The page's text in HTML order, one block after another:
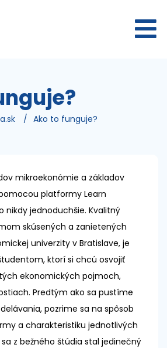
/ Ako to funguje?
mikroekonómie a základov
platformy Learn
nikdy jednoduchšie. Kvalitný
skúsených a zanietených
univerzity v Bratislave, je
ktorí si chcú osvojiť
ekonomických pojmoch,
Predtým ako sa pustíme
pozrime sa na spôsob
a charakteristiku jednotlivých
z bežného štúdia stal jedinečný